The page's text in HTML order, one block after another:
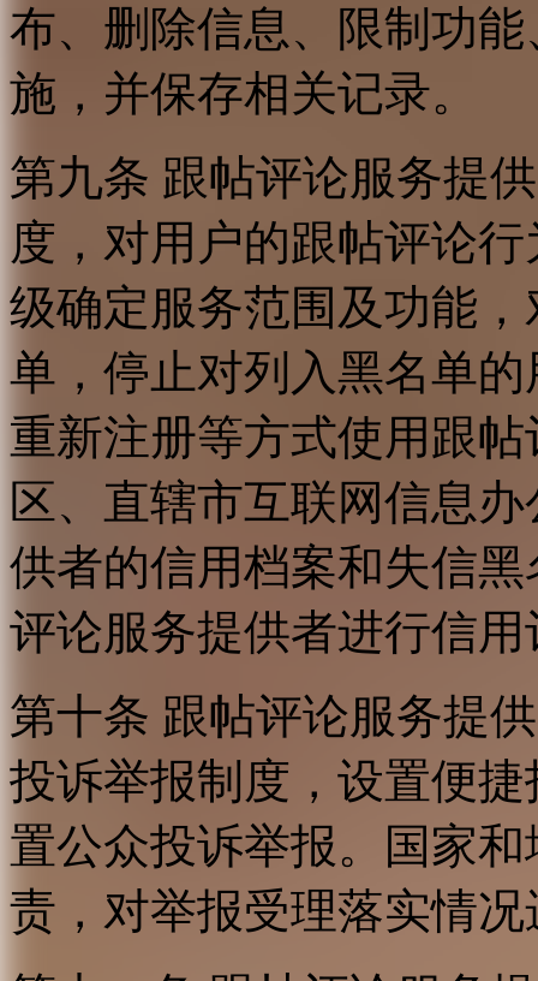
布、删除信息、限制功
施，并保存相关记录。
第九条 跟帖评论服务提
度，对用户的跟帖评论
级确定服务范围及功能
单，停止对列入黑名单
重新注册等方式使用跟
区、直辖市互联网信息
供者的信用档案和失信
评论服务提供者进行信用
第十条 跟帖评论服务提
投诉举报制度，设置便
置公众投诉举报。国家
责，对举报受理落实情